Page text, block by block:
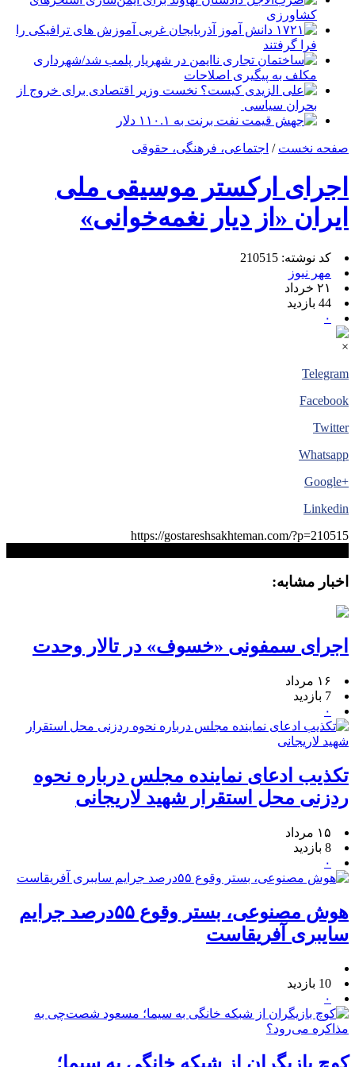
کشاورزی
۱۷۲۱ دانش آموز آذربایجان غربی آموزش های ترافیکی را
فرا گرفتند
ساختمان تجاری ناایمن در شهریار پلمب شد/شهرداری
مکلف به پیگیری اصلاحات
علی الزیدی کیست؟ نخست وزیر اقتصادی برای خروج از
بحران سیاسی
جهش قیمت نفت برنت به ۱۱۰.۱ دلار
صفحه نخست / اجتماعی، فرهنگی، حقوقی
اجرای ارکستر موسیقی ملی
ایران «از دیار نغمه‌خوانی»
کد نوشته: 210515
مهر نیوز
۲۱ خرداد
44 بازدید
۰
×
Telegram
Facebook
Twitter
Whatsapp
+Google
Linkedin
https://gostareshsakhteman.com/?p=210515
اخبار مشابه:
اجرای سمفونی «خسوف» در تالار وحدت
۱۶ مرداد
7 بازدید
۰
تکذیب ادعای نماینده مجلس درباره نحوه
ردزنی محل استقرار شهید لاریجانی
۱۵ مرداد
8 بازدید
۰
هوش مصنوعی، بستر وقوع ۵۵درصد جرایم
سایبری آفریقاست
10 بازدید
۰
کوچ بازیگران از شبکه خانگی به سیما؛